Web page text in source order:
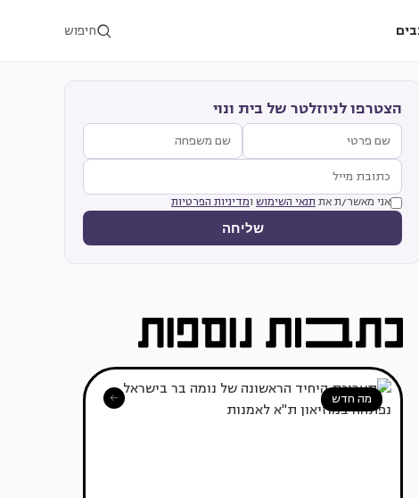
חיפוש
הצטרפו לניוזלטר של בית ונוי
אני מאשר/ת את תנאי השימוש ומדיניות הפרטיות
שליחה
מה חדש